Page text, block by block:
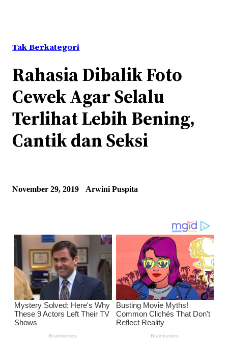
Tak Berkategori
Rahasia Dibalik Foto
Cewek Agar Selalu
Terlihat Lebih Bening,
Cantik dan Seksi
November 29, 2019 Arwini Puspita